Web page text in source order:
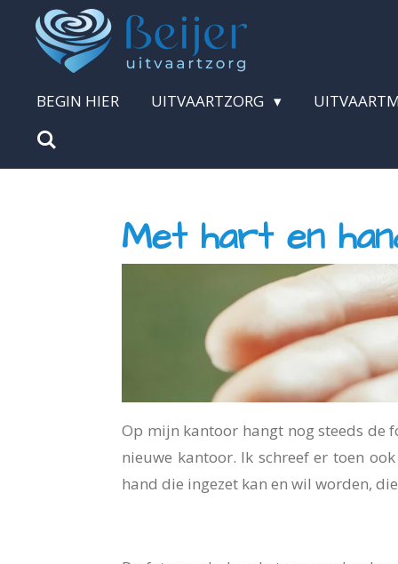
direct
hoofdinhoud
BEGIN HIER UITVAARTZORG
Met hart en
Op mijn kantoor hangt nog steeds de
nieuwe kantoor. Ik schreef er toen
hand die ingezet kan en wil worden,